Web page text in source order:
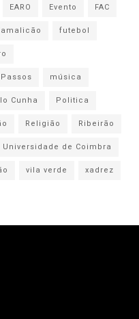
EARO Evento
FAC
futebol
música
Cunha
Politica
Religião
Ribeirão
Universidade de Coimbra
vila verde xadrez